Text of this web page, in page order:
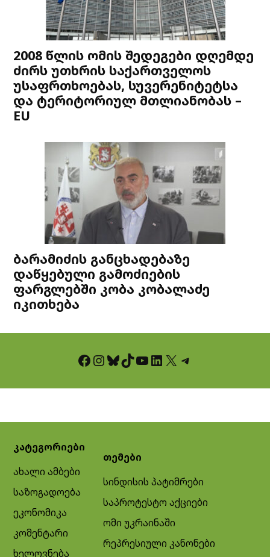
2008 წლის ომის შედეგები დღემდე
ძირს უთხრის საქართველოს
უსაფრთხოებას, სუვერენიტეტსა
და ტერიტორიულ მთლიანობას –
EU
ბარამიძის განცხადებაზე
დაწყებული გამოძიების
ფარგლებში კობა კობალაძე
იკითხება
Facebook InstagramBluesky TikTok YouTube LinkedIn X Telegram
კატეგორიები
ახალი ამბები
საზოგადოება
ეკონომიკა
კომენტარი
ხელოვნება
თემები
სინდისის პატიმრები
საპროტესტო აქციები
ომი უკრაინაში
რეპრესიული კანონები